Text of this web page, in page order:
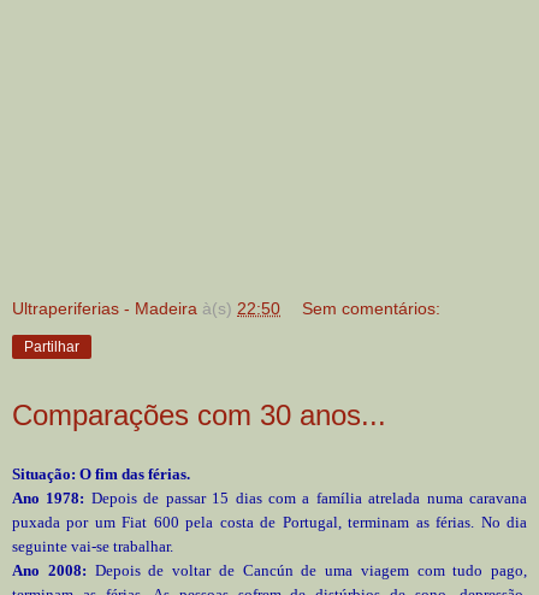
Ultraperiferias - Madeira à(s) 22:50 Sem comentários:
Partilhar
Comparações com 30 anos...
Situação: O fim das férias.
Ano 1978: Depois de passar 15 dias com a família atrelada numa caravana
puxada por um Fiat 600 pela costa de Portugal, terminam as férias. No dia
seguinte vai-se trabalhar.
Ano 2008: Depois de voltar de Cancún de uma viagem com tudo pago,